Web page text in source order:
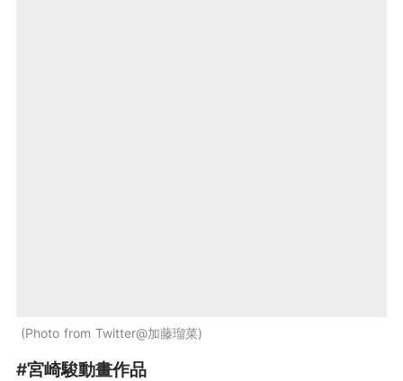
Photo from Twitter@加藤瑠菜
#宮崎駿動畫作品